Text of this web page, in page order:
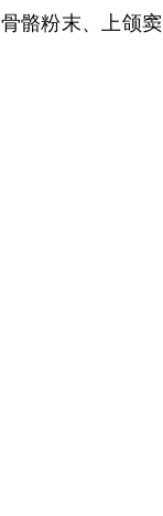
骼粉末、上颌窦